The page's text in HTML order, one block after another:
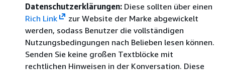
Datenschutzerklärungen: Diese sollten über einen
Rich Link
zur Website der Marke abgewickelt
werden, sodass Benutzer die vollständigen
Nutzungsbedingungen nach Belieben lesen können.
Senden Sie keine großen Textblöcke mit
rechtlichen Hinweisen in der Konversation. Diese